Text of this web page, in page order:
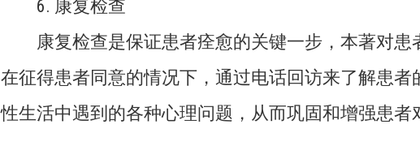
6. 康复检查
康复检查是保证患者痊愈的关键一步，本著对患
在征得患者同意的情况下，通过电话回访来了解患者
性生活中遇到的各种心理问题，从而巩固和增强患者